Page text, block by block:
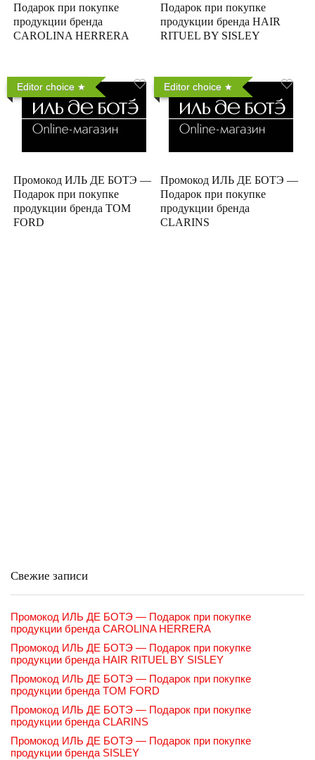
Подарок при покупке
продукции бренда
CAROLINA HERRERA
Подарок при покупке
продукции бренда HAIR
RITUEL BY SISLEY
Editor choice
Промокод ИЛЬ ДЕ БОТЭ —
Подарок при покупке
продукции бренда TOM
FORD
Editor choice
Промокод ИЛЬ ДЕ БОТЭ —
Подарок при покупке
продукции бренда
CLARINS
Свежие записи
Промокод ИЛЬ ДЕ БОТЭ — Подарок при покупке
продукции бренда CAROLINA HERRERA
Промокод ИЛЬ ДЕ БОТЭ — Подарок при покупке
продукции бренда HAIR RITUEL BY SISLEY
Промокод ИЛЬ ДЕ БОТЭ — Подарок при покупке
продукции бренда TOM FORD
Промокод ИЛЬ ДЕ БОТЭ — Подарок при покупке
продукции бренда CLARINS
Промокод ИЛЬ ДЕ БОТЭ — Подарок при покупке
продукции бренда SISLEY